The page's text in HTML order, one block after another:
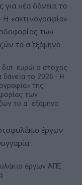
δισ. ευρώ ο στόχος
δάνεια το 2026 - Η
της
των
το α΄ εξάμηνο
έργων ΑΠΕ